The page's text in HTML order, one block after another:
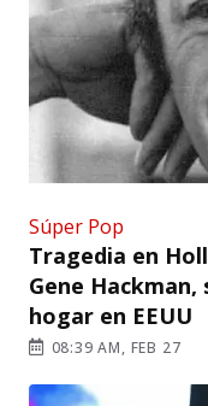
Súper Pop
Tragedia en
Gene Hackman,
hogar en EEUU
08:39 AM, FEB 27